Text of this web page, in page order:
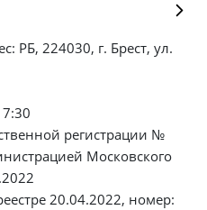
РБ, 224030, г. Брест, ул.
регистрации №
Московского
20.04.2022, номер: